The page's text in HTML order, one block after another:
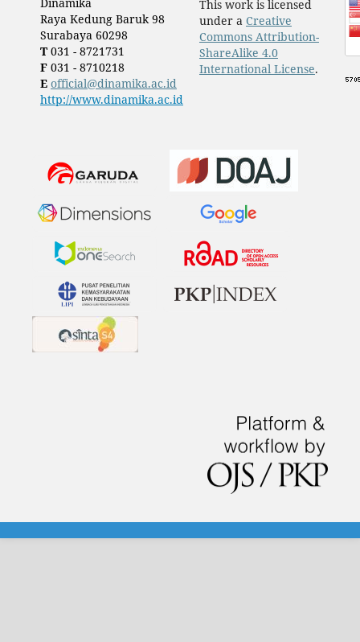
Raya Kedung Baruk 98
Surabaya 60298
T031 - 8721731
F031 - 8710218
E official@dinamika.ac.id
http://www.dinamika.ac.id
This work is licensed
under a Creative
Commons Attribution-
ShareAlike 4.0
International License.